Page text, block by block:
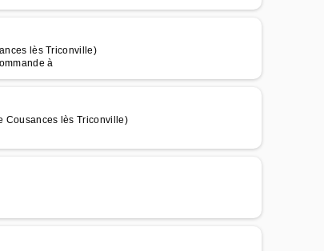
lès Triconville)
à
Cousances lès Triconville)